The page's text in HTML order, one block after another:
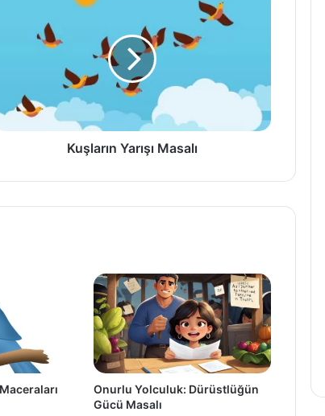
Kuşların Yarışı Masalı
Onurlu Yolculuk: Dürüstlüğün
Gücü Masalı